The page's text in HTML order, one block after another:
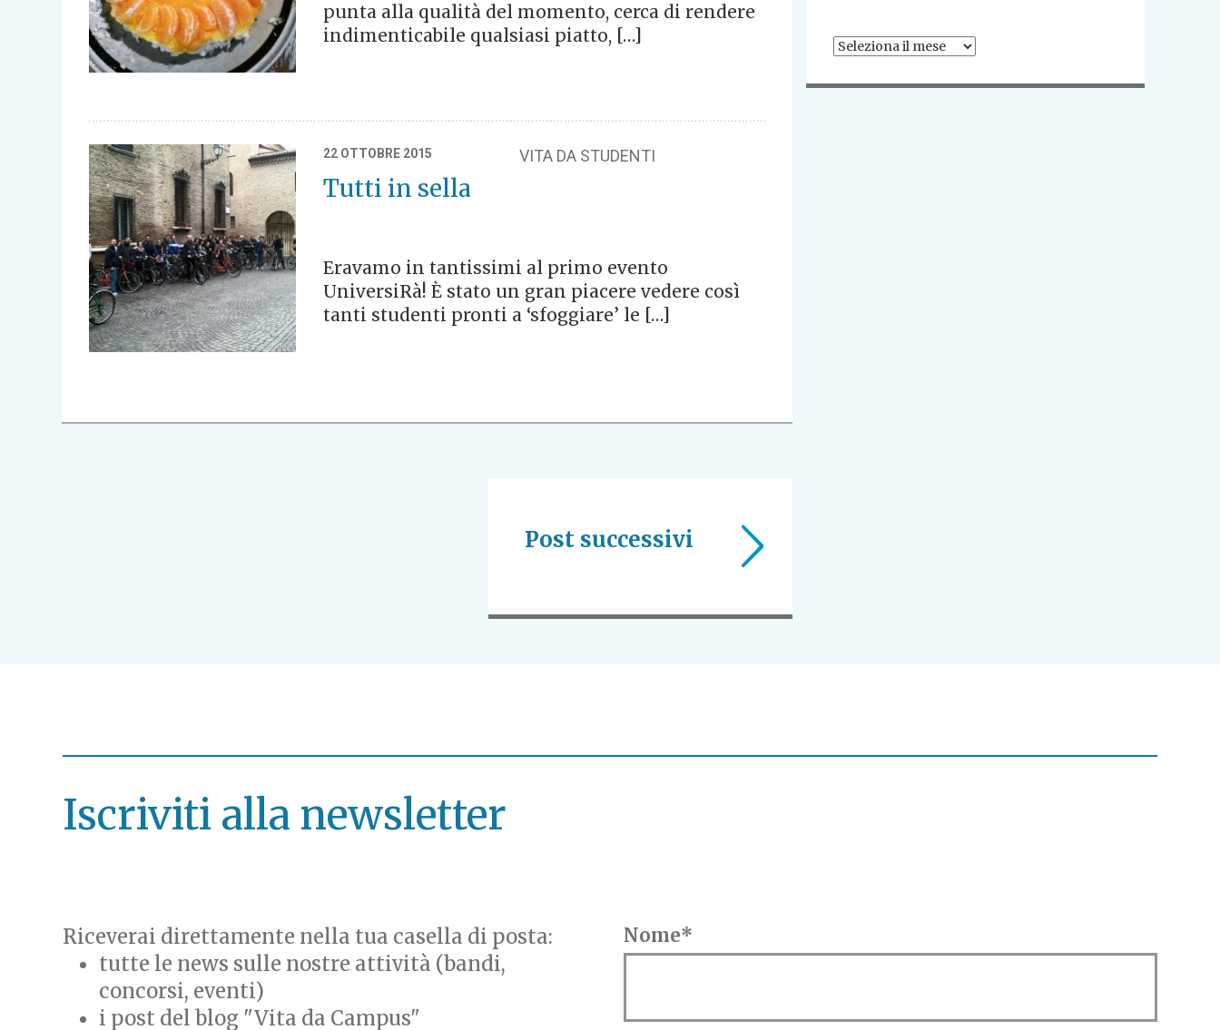
punta alla qualità del momento, cerca di rendere
indimenticabile qualsiasi piatto, […]
22 OTTOBRE 2015 VITA DA STUDENTI
Tutti in sella
Eravamo in tantissimi al primo evento
UniversiRà! È stato un gran piacere vedere così
tanti studenti pronti a ‘sfoggiare’ le […]
Tutti
Post successivi
Iscriviti alla newsletter
Riceverai direttamente nella tua casella di posta:
tutte le news sulle nostre attività (bandi,
concorsi, eventi)
i post del blog "Vita da Campus"
Nome*